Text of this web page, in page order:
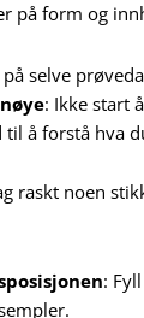
på form og
selve
: Ikke start
til å forstå hva
raskt noen
: